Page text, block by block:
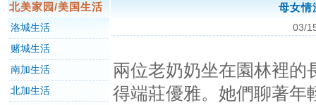
北美家园/美国生活
洛城生活
赌城生活
南加生活
北加生活
母女情
03/
兩位老奶奶坐在園林裡的
得端莊優雅。她們聊著年